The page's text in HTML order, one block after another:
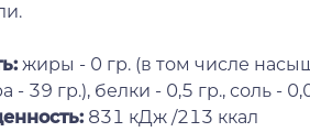
жиры - 0 гр. (в том числе
- 39 гр.), белки - 0,5 гр., соль -
831 кДж /213 ккал